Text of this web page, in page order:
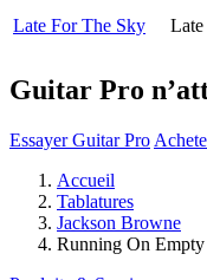
Late For The Sky
Guitar Pro
Essayer Guitar Pro
Accueil
Tablatures
Jackson Browne
Running On Empty